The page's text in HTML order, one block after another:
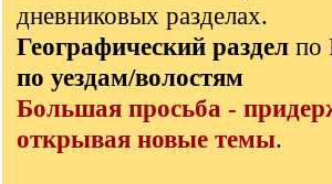
дневниковых разделах.
Географический раздел по
по уездам/волостям
Большая просьба -
открывая новые темы.